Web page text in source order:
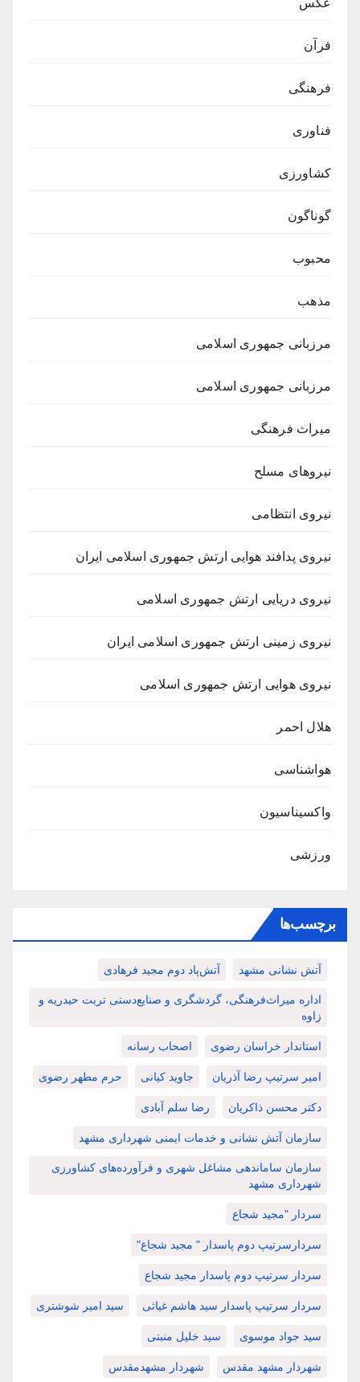
عکس
فرآن
فرهنگی
فناوری
کشاورزی
گوناگون
محبوب
مذهب
مرزبانی جمهوری اسلامی
مرزبانی جمهوری اسلامی
میراث فرهنگی
نیروهای مسلح
نیروی انتظامی
نیروی پدافند هوایی ارتش جمهوری اسلامی ایران
نیروی دریایی ارتش جمهوری اسلامی
نیروی زمینی ارتش جمهوری اسلامی ایران
نیروی هوایی ارتش جمهوری اسلامی
هلال احمر
هواشناسی
واکسیناسیون
ورزشی
برچسب‌ها
آتش نشانی مشهد آتش‌پاد دوم مجید فرهادی
اداره میراث‌فرهنگی، گردشگری و صنایع‌دستی تربت حیدریه و
زاوه
استاندار خراسان رضوی اصحاب رسانه
امیر سرتیپ رضا آذریان جاوید کیانی حرم مطهر رضوی
دکتر محسن ذاکریان رضا سلم آبادی
سازمان آتش نشانی و خدمات ایمنی شهرداری مشهد
سازمان ساماندهی مشاغل شهری و فرآورده‌های کشاورزی
شهرداری مشهد
سردار "مجید شجاع
سردارسرتیپ دوم پاسدار " مجید شجاع"
سردار سرتیپ دوم پاسدار مجید شجاع
سردار سرتیپ پاسدار سید هاشم غیاثی سید امیر شوشتری
سید جواد موسوی سید خلیل منبتی
شهردار مشهد مقدس شهردار مشهدمقدس